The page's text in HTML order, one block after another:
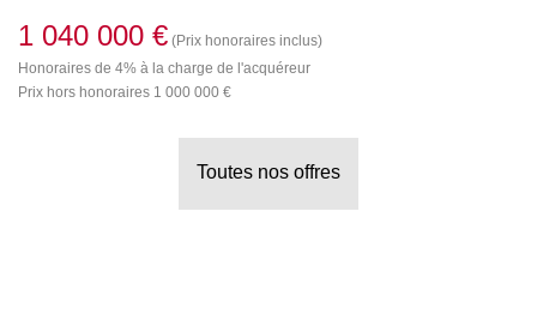
1 040 000 € (Prix honoraires inclus)
Honoraires de 4% à la charge de l'acquéreur
Prix hors honoraires 1 000 000 €
Toutes nos offres